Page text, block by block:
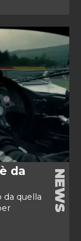
da
da quella
NEWS